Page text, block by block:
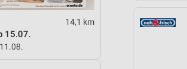
14,1 km
15.07.